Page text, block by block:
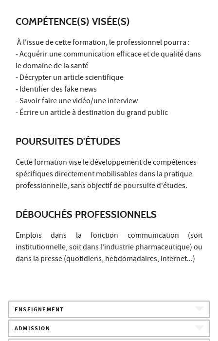
COMPÉTENCE(S) VISÉE(S)
À l'issue de cette formation, le professionnel pourra :
- Acquérir une communication efficace et de qualité dans
le domaine de la santé
- Décrypter un article scientifique
- Identifier des fake news
- Savoir faire une vidéo/une interview
- Écrire un article à destination du grand public
POURSUITES D'ÉTUDES
Cette formation vise le développement de compétences
spécifiques directement mobilisables dans la pratique
professionnelle, sans objectif de poursuite d'études.
DÉBOUCHÉS PROFESSIONNELS
Emplois dans la fonction communication (soit
institutionnelle, soit dans l’industrie pharmaceutique) ou
dans la presse (quotidiens, hebdomadaires, internet...)
ENSEIGNEMENT
ADMISSION